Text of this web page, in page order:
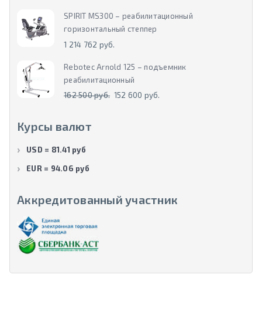
SPIRIT MS300 – реабилитационный
горизонтальный степпер
1 214 762 руб.
Rebotec Arnold 125 – подъемник
реабилитационный
162 500 руб. 152 600 руб.
Курсы валют
USD = 81.41 руб
EUR = 94.06 руб
Аккредитованный участник